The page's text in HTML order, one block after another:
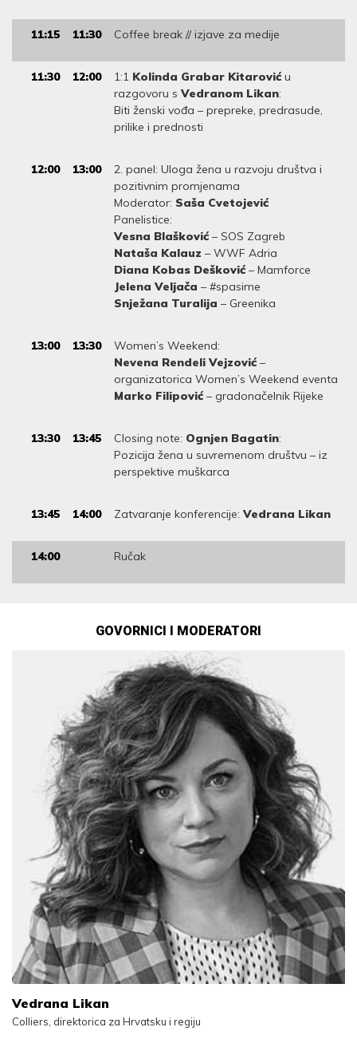
11:15 11:30 Coffee break // izjave za medije
11:30 12:00 1:1 Kolinda Grabar Kitarović u
razgovoru s Vedranom Likan:
Biti ženski vođa – prepreke, predrasude,
prilike i prednosti
12:00 13:00
2. panel: Uloga žena u razvoju društva i
pozitivnim promjenama
Moderator: Saša Cvetojević
Panelistice:
Vesna Blašković – SOS Zagreb
Nataša Kalauz – WWF Adria
Diana Kobas Dešković – Mamforce
Jelena Veljača – #spasime
Snježana Turalija – Greenika
13:00 13:30
Women’s Weekend:
Nevena Rendeli Vejzović –
organizatorica Women’s Weekend eventa
Marko Filipović – gradonačelnik Rijeke
13:30 13:45 Closing note: Ognjen Bagatin:
Pozicija žena u suvremenom društvu – iz
perspektive muškarca
13:45 14:00 Zatvaranje konferencije: Vedrana Likan
14:00 Ručak
GOVORNICI I MODERATORI
Vedrana Likan
Colliers, direktorica za Hrvatsku i regiju